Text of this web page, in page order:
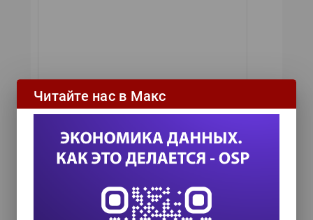
Управление данными 2026
Дата проведения: 24 сентября 2026
Место проведения: Москва
Ежегодный Форум обмена опытом
руководства и управления данными
Читайте нас в Макс